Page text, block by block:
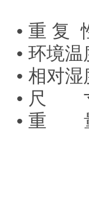
• 重 复
• 环境
• 相对
• 尺
• 重